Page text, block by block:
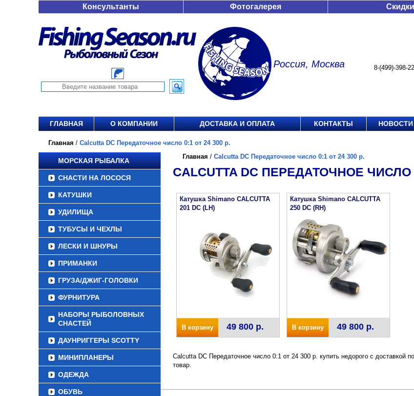
Консультанты Фотогалерея Скидки
Россия, Москва 8-(499)-398-
ГЛАВНАЯ О КОМПАНИИ ДОСТАВКА И ОПЛАТА КОНТАКТЫ НОВОСТИ
Главная / Calcutta DC Передаточное число 0:1 от 24 300 р.
МОРСКАЯ РЫБАЛКА
СНАСТИ НА ЛОСОСЯ
КАТУШКИ
УДИЛИЩА
ТУБУСЫ И ЧЕХЛЫ
ЛЕСКИ И ШНУРЫ
ПРИМАНКИ
ГРУЗА/ДЖИГ-ГОЛОВКИ
ФУРНИТУРА
НАБОРЫ РЫБОЛОВНЫХ
СНАСТЕЙ
ДАУНРИГГЕРЫ SCOTTY
МИНИПЛАНЕРЫ
ОДЕЖДА
ОБУВЬ
Главная / Calcutta DC Передаточное число 0:1 от 24 300 р.
CALCUTTA DC ПЕРЕДАТОЧНОЕ ЧИСЛО
Катушка Shimano CALCUTTA
201 DC (LH)
В корзину 49 800 р.
Катушка Shimano CALCUTTA
250 DC (RH)
В корзину 49 800 р.
Calcutta DC Передаточное число 0:1 от 24 300 р. купить недорого с
товар.